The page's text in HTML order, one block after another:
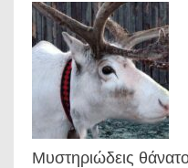
Μυστηριώδεις